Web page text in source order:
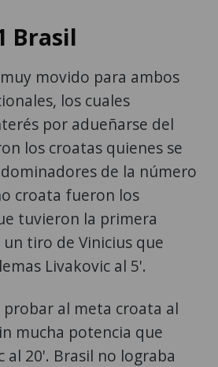
Brasil
movido para ambos
los cuales
por adueñarse del
los croatas quienes se
de la número
croata fueron los
tuvieron la primera
tiro de Vinicius que
Livakovic al 5'.
probar al meta croata al
mucha potencia que
al 20'. Brasil no lograba